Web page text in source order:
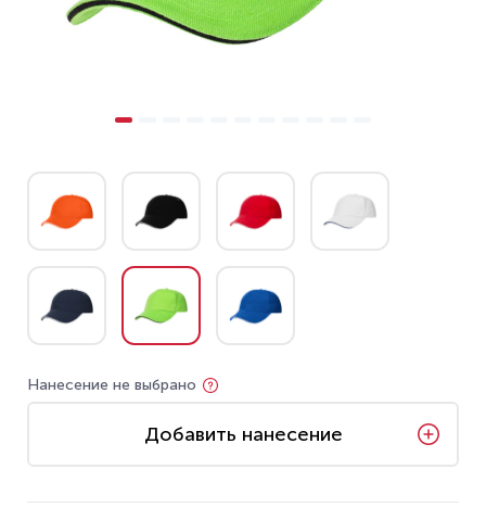
Нанесение не выбрано
Добавить нанесение